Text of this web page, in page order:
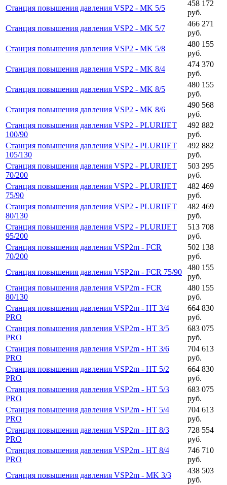
Станция повышения давления VSP2 - MK 5/5
458 172
руб.
Станция повышения давления VSP2 - MK 5/7
466 271
руб.
Станция повышения давления VSP2 - MK 5/8
480 155
руб.
Станция повышения давления VSP2 - MK 8/4
474 370
руб.
Станция повышения давления VSP2 - MK 8/5
480 155
руб.
Станция повышения давления VSP2 - MK 8/6
490 568
руб.
Станция повышения давления VSP2 - PLURIJET
100/90
492 882
руб.
Станция повышения давления VSP2 - PLURIJET
105/130
492 882
руб.
Станция повышения давления VSP2 - PLURIJET
70/200
503 295
руб.
Станция повышения давления VSP2 - PLURIJET
75/90
482 469
руб.
Станция повышения давления VSP2 - PLURIJET
80/130
482 469
руб.
Станция повышения давления VSP2 - PLURIJET
95/200
513 708
руб.
Станция повышения давления VSP2m - FCR
70/200
502 138
руб.
Станция повышения давления VSP2m - FCR 75/90
480 155
руб.
Станция повышения давления VSP2m - FCR
80/130
480 155
руб.
Станция повышения давления VSP2m - HT 3/4
PRO
664 830
руб.
Станция повышения давления VSP2m - HT 3/5
PRO
683 075
руб.
Станция повышения давления VSP2m - HT 3/6
PRO
704 613
руб.
Станция повышения давления VSP2m - HT 5/2
PRO
664 830
руб.
Станция повышения давления VSP2m - HT 5/3
PRO
683 075
руб.
Станция повышения давления VSP2m - HT 5/4
PRO
704 613
руб.
Станция повышения давления VSP2m - HT 8/3
PRO
728 554
руб.
Станция повышения давления VSP2m - HT 8/4
PRO
746 710
руб.
Станция повышения давления VSP2m - MK 3/3
438 503
руб.